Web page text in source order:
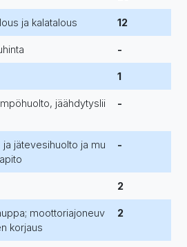
ja kalatalous 12
-
1
jäähdytyslii
-
jätevesihuolto ja mu
-
2
moottoriajoneuv
korjaus
2